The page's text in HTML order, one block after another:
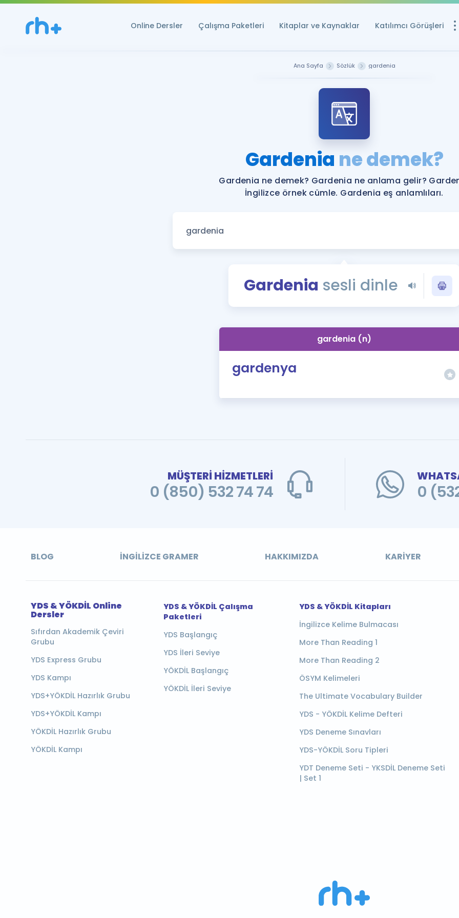
Online Dersler Çalışma Paketleri Kitaplar ve Kaynaklar Katılımcı Görüşleri
YDS ve YÖKDİL
YDS ve YÖKDİL'e
Tüm ÖSYM
YDS - YÖKDİL
İngilizce Gramer
Ana Sayfa Sözlük gardenia
Gardenia ne demek?
Gardenia ne demek? Gardenia ne anlama gelir?
İngilizce örnek cümle. Gardenia eş anlamlıları.
Gardenia sesli dinle
gardenia (n)
gardenya
MÜŞTERİ HİZMETLERİ
0 (850) 532 74 74 0
BLOG İNGILIZCE GRAMER HAKKIMIZDA KARIYER
YDS & YÖKDİL Online
Dersler
Sıfırdan Akademik Çeviri
Grubu
YDS Express Grubu
YDS Kampı
YDS+YÖKDİL Hazırlık Grubu
YDS+YÖKDİL Kampı
YÖKDİL Hazırlık Grubu
YÖKDİL Kampı
YDS & YÖKDİL Çalışma
Paketleri
YDS Başlangıç
YDS İleri Seviye
YÖKDİL Başlangıç
YÖKDİL İleri Seviye
YDS & YÖKDİL Kitapları
İngilizce Kelime Bulmacası
More Than Reading 1
More Than Reading 2
ÖSYM Kelimeleri
The Ultimate Vocabulary Builder
YDS - YÖKDİL Kelime Defteri
YDS Deneme Sınavları
YDS-YÖKDİL Soru Tipleri
YDT Deneme Seti - YKSDİL Deneme Seti
| Set 1